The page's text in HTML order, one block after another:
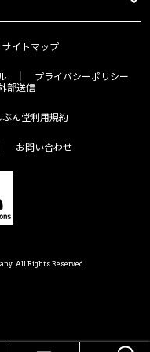
サイトマップ
プライバシーポリシー
部送信
ぶん堂利用規約
お問い合わせ
All Rights Reserved.